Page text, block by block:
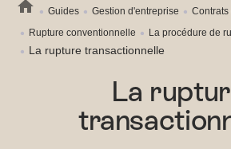
Guides Gestion d'entreprise
Contrats
Rupture conventionnelle
La procédure de
La rupture transactionnelle
La